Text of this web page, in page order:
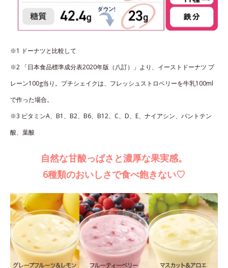
※1 ドーナツと比較して
※2 「日本食品標準成分表2020年版（八訂）」より、イーストドーナツ プ
レーン100g当り。プチシェイクは、フレッシュストロベリーを牛乳100ml
で作った場合。
※3 ビタミンA、B1、B2、B6、B12、C、D、E、ナイアシン、パントテン
酸、葉酸
自然な甘酸っぱさと濃厚な果実感。
6種類のおいしさで食べ飽きない♡